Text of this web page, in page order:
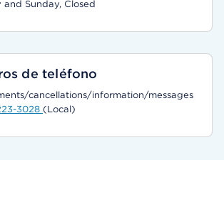
and Sunday, Closed
de teléfono
cancellations/information/messages
3028 (Local)